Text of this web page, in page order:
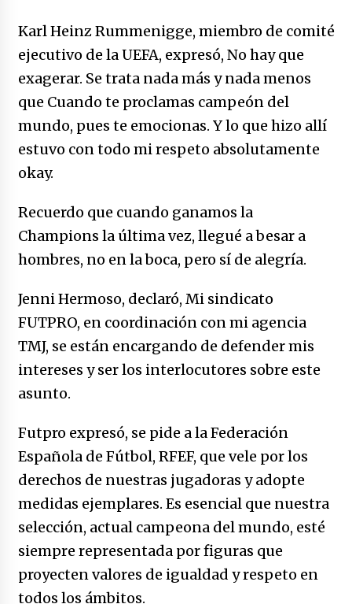
Karl Heinz Rummenigge, miembro de comité
ejecutivo de la UEFA, expresó, No hay que
exagerar. Se trata nada más y nada menos
que Cuando te proclamas campeón del
mundo, pues te emocionas. Y lo que hizo allí
estuvo con todo mi respeto absolutamente
okay.
Recuerdo que cuando ganamos la
Champions la última vez, llegué a besar a
hombres, no en la boca, pero sí de alegría.
Jenni Hermoso, declaró, Mi sindicato
FUTPRO, en coordinación con mi agencia
TMJ, se están encargando de defender mis
intereses y ser los interlocutores sobre este
asunto.
Futpro expresó, se pide a la Federación
Española de Fútbol, RFEF, que vele por los
derechos de nuestras jugadoras y adopte
medidas ejemplares. Es esencial que nuestra
selección, actual campeona del mundo, esté
siempre representada por figuras que
proyecten valores de igualdad y respeto en
todos los ámbitos.